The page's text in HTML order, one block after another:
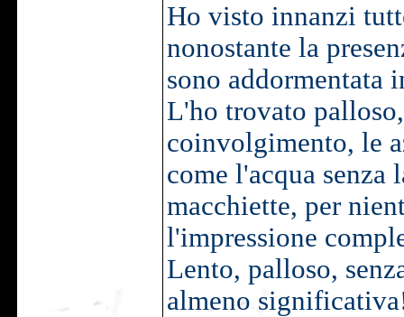
Ho visto innanzi
nonostante la
sono addormentata
L'ho trovato
coinvolgimento, le
come l'acqua senza
macchiette, per
l'impressione
Lento, palloso,
almeno